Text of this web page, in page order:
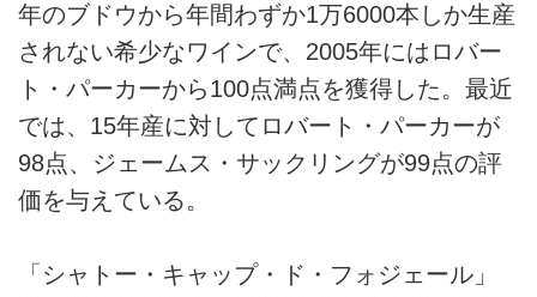
年のブドウから年間わずか1万6000本しか生産
されない希少なワインで、2005年にはロバー
ト・パーカーから100点満点を獲得した。最近
では、15年産に対してロバート・パーカーが
98点、ジェームス・サックリングが99点の評
価を与えている。
「シャトー・キャップ・ド・フォジェール」